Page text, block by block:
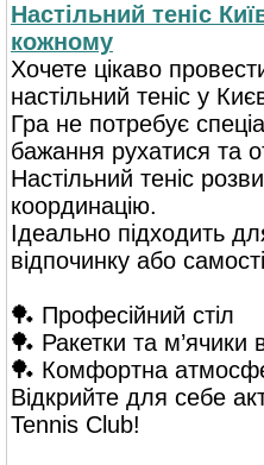
Настільний теніс
кожному
Хочете цікаво
настільний теніс у
Гра не потребує
бажання рухатися та
Настільний теніс
координацію.
Ідеально підходить
відпочинку або
🏓 Професійний стіл
🏓 Ракетки та м’ячики
🏓 Комфортна
Відкрийте для себе
Tennis Club!